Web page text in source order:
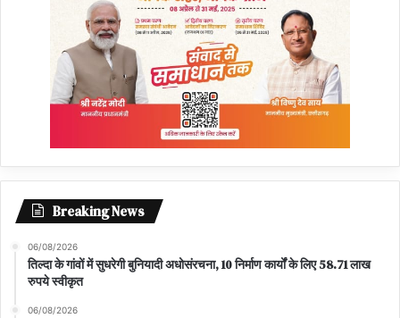
Breaking News
06/08/2026
तिल्दा के गांवों में सुधरेगी बुनियादी अधोसंरचना, 10 निर्माण कार्यों के लिए 58.71 लाख
रुपये स्वीकृत
06/08/2026